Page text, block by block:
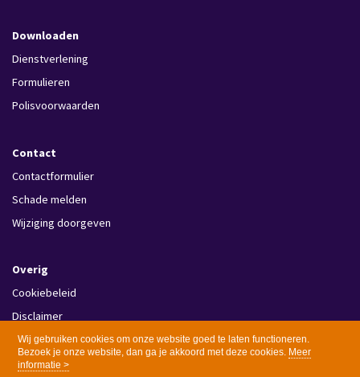
Wij gebruiken cookies om onze website goed te laten functioneren.
Bezoek je onze website, dan ga je akkoord met deze cookies. Meer
informatie >
Downloaden
Dienstverlening
Formulieren
Polisvoorwaarden
Contact
Contactformulier
Schade melden
Wijziging doorgeven
Overig
Cookiebeleid
Disclaimer
Privacy